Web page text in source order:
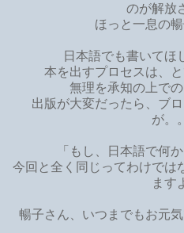
のが解放
ほっと一息の暢
日本語でも書いてほ
本を出すプロセスは、
無理を承知の上での
出版が大変だったら、ブ
が。
「もし、日本語で何
今回と全く同じってわけでは
ます
暢子さん、いつまでもお元